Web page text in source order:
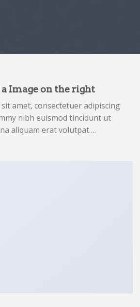
Image on the right
amet, consectetuer adipiscing
nibh euismod tincidunt ut
aliquam erat volutpat….